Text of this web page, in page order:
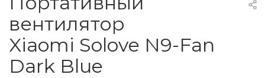
вентилятор
Xiaomi Solove N9-Fan
Dark Blue